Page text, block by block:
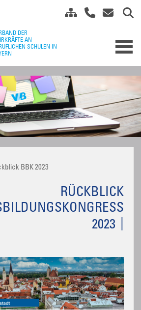
BBK 2023
RÜCKBLICK
2023